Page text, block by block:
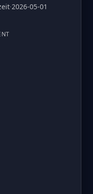
·2026-05-01